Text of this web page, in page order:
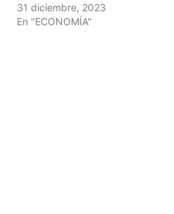
31 diciembre, 2023
En "ECONOMÍA"